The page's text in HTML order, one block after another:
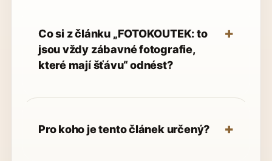
Co si z článku „FOTOKOUTEK: to
jsou vždy zábavné fotografie,
které mají šťávu“ odnést?
Pro koho je tento článek určený?